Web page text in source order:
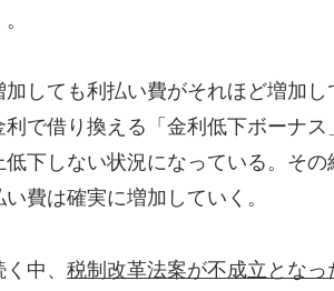
しても利払い費がそれほど増加
で借り換える「金利低下ボーナ
下しない状況になっている。そ
費は確実に増加していく。
中、 税制改革法案が不成立とな